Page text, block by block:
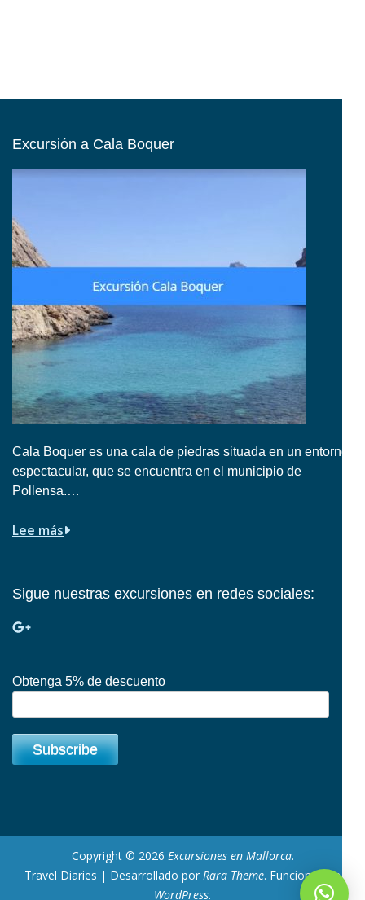
Excursión a Cala Boquer
Cala Boquer es una cala de piedras situada en un entorno
espectacular, que se encuentra en el municipio de
Pollensa.…
Lee más
Sigue nuestras excursiones en redes sociales:
Obtenga 5% de descuento
Copyright © 2026 Excursiones en Mallorca.
Travel Diaries | Desarrollado por Rara Theme. Funciona con
WordPress.